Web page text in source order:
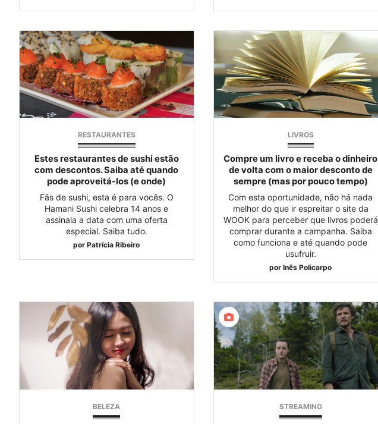
RESTAURANTES
Estes restaurantes de sushi estão
com descontos. Saiba até quando
pode aproveitá-los (e onde)
Fãs de sushi, esta é para vocês. O
Hamani Sushi celebra 14 anos e
assinala a data com uma oferta
especial. Saiba tudo.
por Patrícia Ribeiro
LIVROS
Compre um livro e receba o dinheiro
de volta com o maior desconto de
sempre (mas por pouco tempo)
Com esta oportunidade, não há nada
melhor do que ir espreitar o site da
WOOK para perceber que livros poderá
comprar durante a campanha. Saiba
como funciona e até quando pode
usufruir.
por Inês Policarpo
BELEZA STREAMING